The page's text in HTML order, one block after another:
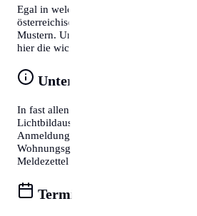
Egal in welcher Stadt Sie sich befinden,
österreichische Behördenprozesse
Mustern. Um Zeit zu sparen und Frust
hier die wichtigsten Tipps für Sie
Unterlagen vorbereiten
In fast allen Fällen benötigen Sie einen
Lichtbildausweis (Reisepass oder
Anmeldung eines Wohnsitzes ist zudem
Wohnungsgeberbestätigung (in DE)
Meldezettel (in AT) zwingend
Termine online buchen